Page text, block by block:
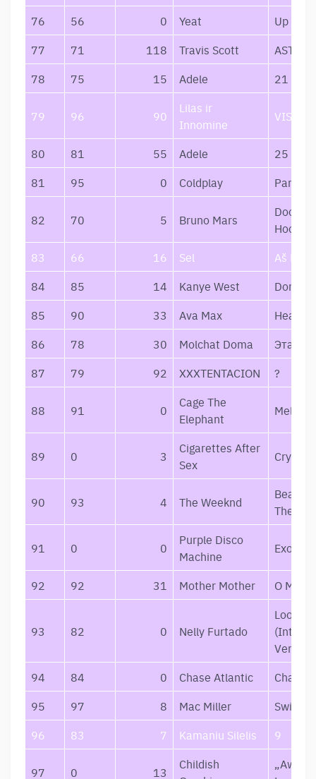
76
56 0 Yeat
Up 2 Më
77
71 118 Travis Scott
78
75 15 Adele 21
79 96 90
Lilas ir
Innomine
VISKAS
80 81 55 Adele
25
81
95 0 Coldplay
82 70 5 Bruno Mars
Doo-
83
66 16 Sel
Aš Kaip
84
85 14 Kanye West
Donda
85
90 33 Ava Max
86
78 30 Molchat Doma
Этажи
87
79 92 XXXTENTACION ?
88 91 0
Cage The
Elephant
89 0 3
Cigarettes After
Sex
Cry
90 93 4 The Weeknd
Beauty
The
91 0 0
Purple Disco
Machine
Exotica
92 92 31 Mother Mother O My
93 82 0 Nelly Furtado
Loose
Version)
94
84 0 Chase Atlantic
Chase
95
97 8 Mac Miller
96
83 7 Kamaniu Silelis 9
97 0 13
Childish